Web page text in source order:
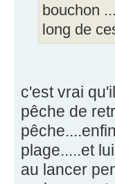
bouchon
long de
c'est vrai
pêche de
plage.....et
au lancer